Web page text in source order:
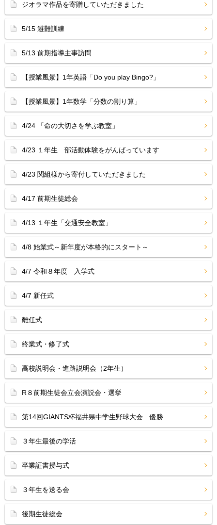
ジオラマ作品を寄贈していただきました
5/15 避難訓練
5/13 前期指導主事訪問
【授業風景】1年英語「Do you play Bingo?」
【授業風景】1年数学「分数の割り算」
4/24 「命の大切さを学ぶ教室」
4/23 １年生 部活動体験をがんばっています
4/23 関組様から寄付していただきました
4/17 前期生徒総会
4/13 １年生「交通安全教室」
4/8 始業式～新年度が本格的にスタート～
4/7 令和８年度 入学式
4/7 新任式
離任式
終業式・修了式
高校説明会・進路説明会（2年生）
R８前期生徒会立会演説会・選挙
第14回GIANTS杯福井県中学生野球大会 優勝
３年生最後の学活
卒業証書授与式
３年生を送る会
後期生徒総会